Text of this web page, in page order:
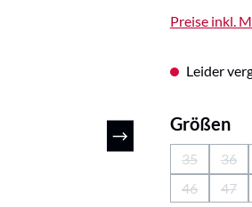
Preise inkl.
Leider
Größen
35
(Diese
36
46
(Diese
47